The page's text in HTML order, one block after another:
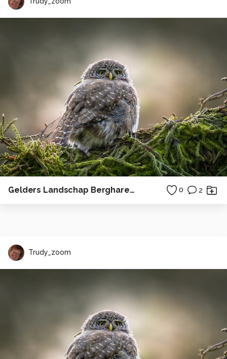
Gelders Landschap Bergharen 1 0 2
Trudy_zoom